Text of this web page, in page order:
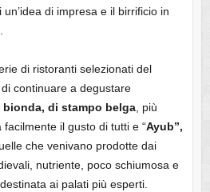
di impresa e il birrificio in
di ristoranti selezionati del
continuare a degustare
bionda, di stampo belga, più
il gusto di tutti e “Ayub”,
che venivano prodotte dai
nutriente, poco schiumosa e
ai palati più esperti.